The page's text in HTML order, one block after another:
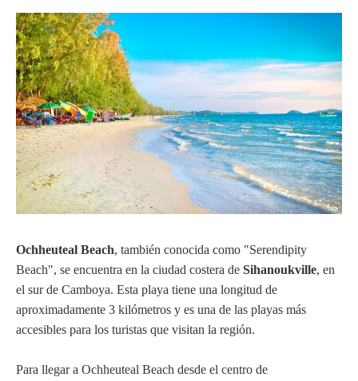
Ochheuteal Beach, también conocida como "Serendipity
Beach", se encuentra en la ciudad costera de Sihanoukville, en
el sur de Camboya. Esta playa tiene una longitud de
aproximadamente 3 kilómetros y es una de las playas más
accesibles para los turistas que visitan la región.
Para llegar a Ochheuteal Beach desde el centro de